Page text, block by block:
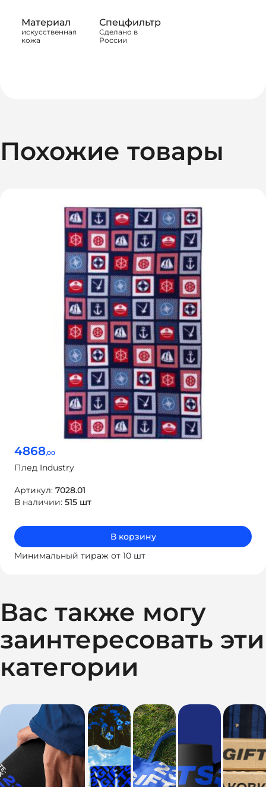
Материал
искусственная
кожа
Спецфильтр
Сделано в
России
Похожие товары
4868,00
Плед Industry
Артикул: 7028.01
В наличии: 515 шт
В корзину
Минимальный тираж от 10 шт
Вас также могу
заинтересовать эти
категории